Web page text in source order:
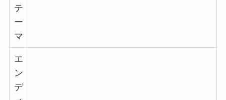
テ
ー
マ
エ
ン
デ